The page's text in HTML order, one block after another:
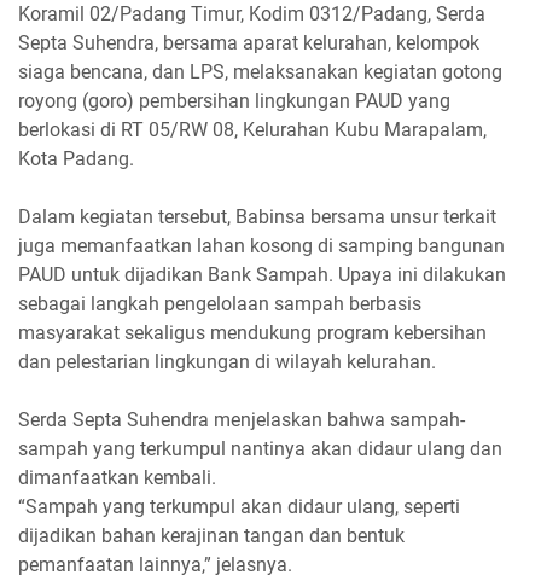
Koramil 02/Padang Timur, Kodim 0312/Padang, Serda
Septa Suhendra, bersama aparat kelurahan, kelompok
siaga bencana, dan LPS, melaksanakan kegiatan gotong
royong (goro) pembersihan lingkungan PAUD yang
berlokasi di RT 05/RW 08, Kelurahan Kubu Marapalam,
Kota Padang.
Dalam kegiatan tersebut, Babinsa bersama unsur terkait
juga memanfaatkan lahan kosong di samping bangunan
PAUD untuk dijadikan Bank Sampah. Upaya ini dilakukan
sebagai langkah pengelolaan sampah berbasis
masyarakat sekaligus mendukung program kebersihan
dan pelestarian lingkungan di wilayah kelurahan.
Serda Septa Suhendra menjelaskan bahwa sampah-
sampah yang terkumpul nantinya akan didaur ulang dan
dimanfaatkan kembali.
“Sampah yang terkumpul akan didaur ulang, seperti
dijadikan bahan kerajinan tangan dan bentuk
pemanfaatan lainnya,” jelasnya.